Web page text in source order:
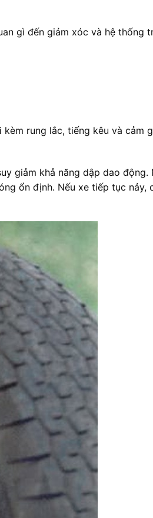
gì đến giảm xóc và hệ thống
rung lắc, tiếng kêu và cảm
giảm khả năng dập dao động.
ổn định. Nếu xe tiếp tục nảy,